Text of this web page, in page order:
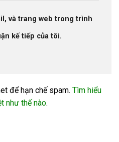
và trang web trong trình
kế tiếp của tôi.
để hạn chế spam. Tìm hiểu
như thế nào.